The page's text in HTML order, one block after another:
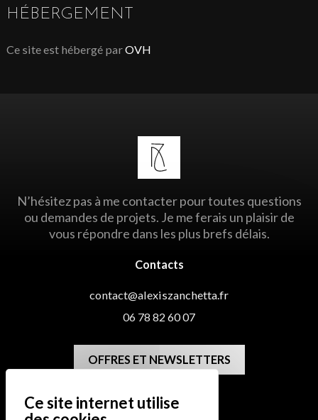
HÉBERGEMENT
Ce site est hébergé parOVH
N’hésitez pas à me contacter pour toutes questions
ou demandes de projets. Je me ferais un plaisir de
vous répondre dans les plus brefs délais.
Contacts
contact@alexiszanchetta.fr
06 78 82 60 07
OFFRES ET NEWSLETTERS
Me situer